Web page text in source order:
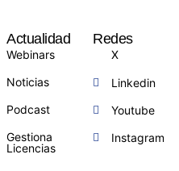
Actualidad
Webinars
Noticias
Podcast
Gestiona
Licencias
Redes
X
Linkedin
Youtube
Instagram